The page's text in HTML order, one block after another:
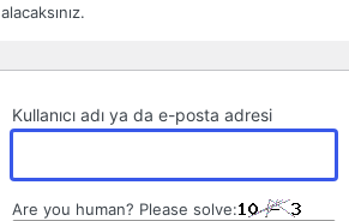
alacaksınız.
Kullanıcı adı ya da e-posta adresi
Are you human? Please solve: